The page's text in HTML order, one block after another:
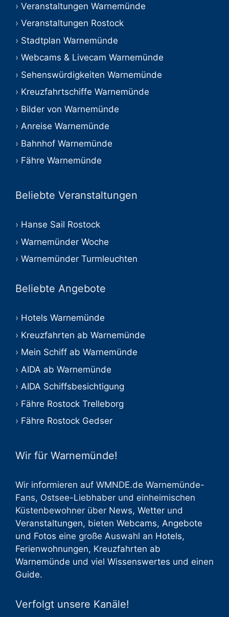
Veranstaltungen Warnemünde
Veranstaltungen Rostock
Stadtplan Warnemünde
Webcams & Livecam Warnemünde
Sehenswürdigkeiten Warnemünde
Kreuzfahrtschiffe Warnemünde
Bilder von Warnemünde
Anreise Warnemünde
Bahnhof Warnemünde
Fähre Warnemünde
Beliebte Veranstaltungen
Hanse Sail Rostock
Warnemünder Woche
Warnemünder Turmleuchten
Beliebte Angebote
Hotels Warnemünde
Kreuzfahrten ab Warnemünde
Mein Schiff ab Warnemünde
AIDA ab Warnemünde
AIDA Schiffsbesichtigung
Fähre Rostock Trelleborg
Fähre Rostock Gedser
Wir für Warnemünde!
Wir informieren auf WMNDE.de Warnemünde-
Fans, Ostsee-Liebhaber und einheimischen
Küstenbewohner über News, Wetter und
Veranstaltungen, bieten Webcams, Angebote
und Fotos eine große Auswahl an Hotels,
Ferienwohnungen, Kreuzfahrten ab
Warnemünde und viel Wissenswertes und einen
Guide.
Verfolgt unsere Kanäle!